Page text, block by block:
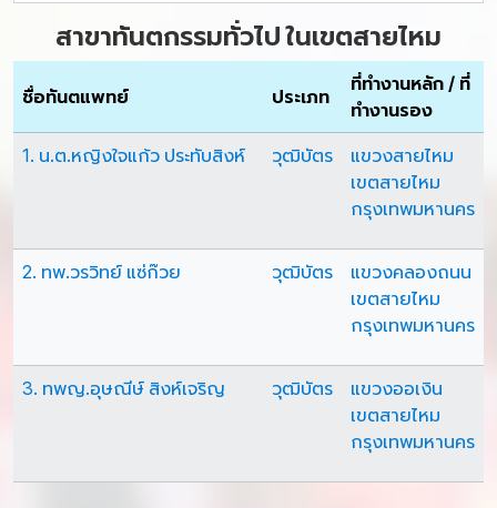
สาขาทันตกรรมทั่วไป ในเขตสายไหม
ชื่อทันตแพทย์ ประเภท
ที่ทำงานหลัก / ที่
ทำงานรอง
1. น.ต.หญิงใจแก้ว ประทับสิงห์ วุฒิบัตร
แขวงสายไหม
เขตสายไหม
กรุงเทพมหานคร
2. ทพ.วรวิทย์ แซ่ก๊วย วุฒิบัตร
แขวงคลองถนน
เขตสายไหม
กรุงเทพมหานคร
3. ทพญ.อุษณีษ์ สิงห์เจริญ วุฒิบัตร
แขวงออเงิน
เขตสายไหม
กรุงเทพมหานคร